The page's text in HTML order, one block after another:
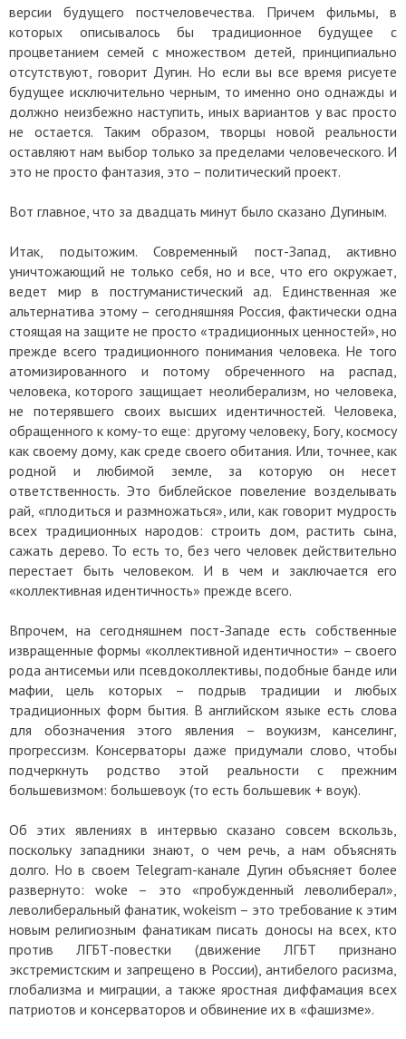
версии будущего постчеловечества. Причем фильмы, в
которых описывалось бы традиционное будущее с
процветанием семей с множеством детей, принципиально
отсутствуют, говорит Дугин. Но если вы все время рисуете
будущее исключительно черным, то именно оно однажды и
должно неизбежно наступить, иных вариантов у вас просто
не остается. Таким образом, творцы новой реальности
оставляют нам выбор только за пределами человеческого. И
это не просто фантазия, это – политический проект.
Вот главное, что за двадцать минут было сказано Дугиным.
Итак, подытожим. Современный пост-Запад, активно
уничтожающий не только себя, но и все, что его окружает,
ведет мир в постгуманистический ад. Единственная же
альтернатива этому – сегодняшняя Россия, фактически одна
стоящая на защите не просто «традиционных ценностей», но
прежде всего традиционного понимания человека. Не того
атомизированного и потому обреченного на распад,
человека, которого защищает неолиберализм, но человека,
не потерявшего своих высших идентичностей. Человека,
обращенного к кому-то еще: другому человеку, Богу, космосу
как своему дому, как среде своего обитания. Или, точнее, как
родной и любимой земле, за которую он несет
ответственность. Это библейское повеление возделывать
рай, «плодиться и размножаться», или, как говорит мудрость
всех традиционных народов: строить дом, растить сына,
сажать дерево. То есть то, без чего человек действительно
перестает быть человеком. И в чем и заключается его
«коллективная идентичность» прежде всего.
Впрочем, на сегодняшнем пост-Западе есть собственные
извращенные формы «коллективной идентичности» – своего
рода антисемьи или псевдоколлективы, подобные банде или
мафии, цель которых – подрыв традиции и любых
традиционных форм бытия. В английском языке есть слова
для обозначения этого явления – воукизм, канселинг,
прогрессизм. Консерваторы даже придумали слово, чтобы
подчеркнуть родство этой реальности с прежним
большевизмом: большевоук (то есть большевик + воук).
Об этих явлениях в интервью сказано совсем вскользь,
поскольку западники знают, о чем речь, а нам объяснять
долго. Но в своем Telegram-канале Дугин объясняет более
развернуто: woke – это «пробужденный леволиберал»,
леволиберальный фанатик, wokeism – это требование к этим
новым религиозным фанатикам писать доносы на всех, кто
против ЛГБТ-повестки (движение ЛГБТ признано
экстремистским и запрещено в России), антибелого расизма,
глобализма и миграции, а также яростная диффамация всех
патриотов и консерваторов и обвинение их в «фашизме».